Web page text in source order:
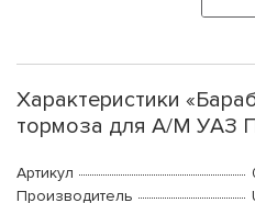
Характеристики
тормоза для А/М УАЗ
Артикул
Производитель